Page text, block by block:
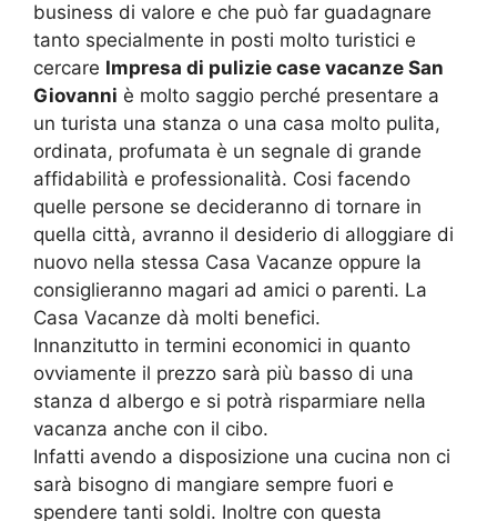
business di valore e che può far guadagnare
tanto specialmente in posti molto turistici e
cercare Impresa di pulizie case vacanze San
Giovanni è molto saggio perché presentare a
un turista una stanza o una casa molto pulita,
ordinata, profumata è un segnale di grande
affidabilità e professionalità. Cosi facendo
quelle persone se decideranno di tornare in
quella città, avranno il desiderio di alloggiare di
nuovo nella stessa Casa Vacanze oppure la
consiglieranno magari ad amici o parenti. La
Casa Vacanze dà molti benefici.
Innanzitutto in termini economici in quanto
ovviamente il prezzo sarà più basso di una
stanza d albergo e si potrà risparmiare nella
vacanza anche con il cibo.
Infatti avendo a disposizione una cucina non ci
sarà bisogno di mangiare sempre fuori e
spendere tanti soldi. Inoltre con questa